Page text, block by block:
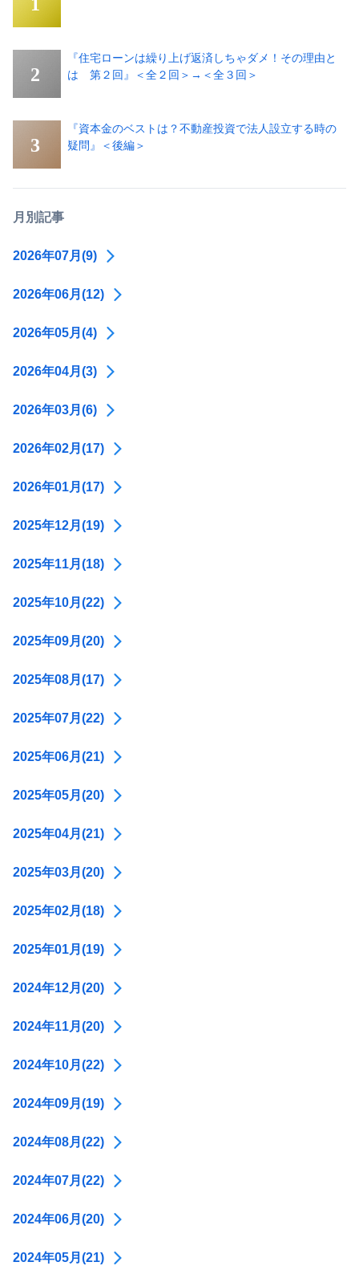
『住宅ローンは繰り上げ返済しちゃダメ！その理由と
は 第２回』＜全２回＞→＜全３回＞
『資本金のベストは？不動産投資で法人設立する時の
疑問』＜後編＞
月別記事
2026年07月(9)
2026年06月(12)
2026年05月(4)
2026年04月(3)
2026年03月(6)
2026年02月(17)
2026年01月(17)
2025年12月(19)
2025年11月(18)
2025年10月(22)
2025年09月(20)
2025年08月(17)
2025年07月(22)
2025年06月(21)
2025年05月(20)
2025年04月(21)
2025年03月(20)
2025年02月(18)
2025年01月(19)
2024年12月(20)
2024年11月(20)
2024年10月(22)
2024年09月(19)
2024年08月(22)
2024年07月(22)
2024年06月(20)
2024年05月(21)